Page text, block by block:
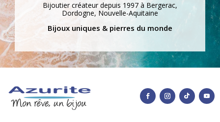
Bijoutier créateur depuis 1997 à Bergerac,
Dordogne, Nouvelle-Aquitaine
Bijoux uniques & pierres du monde